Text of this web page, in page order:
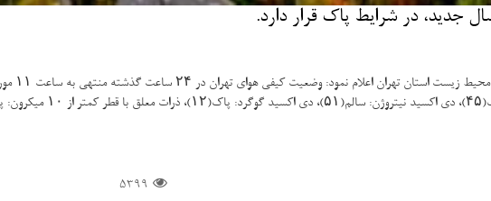
جدید، در شرایط پاك قرار دارد.
وضعیت كیفی هوای تهران در ۲۴ ساعت گذشته منتهی به ساعت ۱۱ مورخ ۹۷/۰۱/۰۳در وضعیت پاك بوده است.
5399